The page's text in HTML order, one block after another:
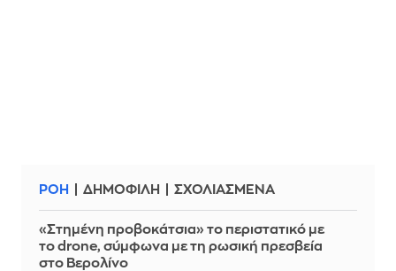
ΡΟΗ ΔΗΜΟΦΙΛΗ ΣΧΟΛΙΑΣΜΕΝΑ
«Στημένη προβοκάτσια» το περιστατικό με
το drone, σύμφωνα με τη ρωσική πρεσβεία
στο Βερολίνο